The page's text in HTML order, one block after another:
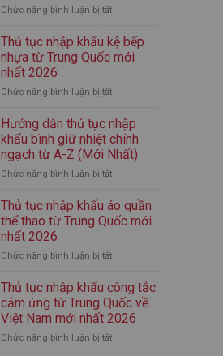
Chức năng bình luận bị tắtở
tiết
thủ
khẩu
từ
Trung
Quốc
mới
nhất
Thủ tục nhập khẩu kệ bếp
nhựa từ Trung Quốc mới
nhất 2026
Chức năng bình luận bị tắtở
tục
nhập
khẩu
kệ
bếp
từ
Trung
nhất
Hướng dẫn thủ tục nhập
khẩu bình giữ nhiệt chính
ngạch từ A-Z (Mới Nhất)
Chức năng bình luận bị tắtở
dẫn
thủ
khẩu
giữ
nhiệt
chính
ngạch
từ
Thủ tục nhập khẩu áo quần
thể thao từ Trung Quốc mới
nhất 2026
Chức năng bình luận bị tắtở
tục
nhập
khẩu
áo
quần
Thủ tục nhập khẩu công tắc
cảm ứng từ Trung Quốc về
Việt Nam mới nhất 2026
Chức năng bình luận bị tắtở